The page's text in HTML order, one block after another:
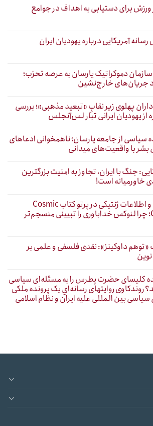
ورزش برای دستیابی به اهداف در جوامع
آمریکایی درباره یهودیان ایران
دموکراتیک یارسان به عرصه تحزب؛
جریان‌های خارج‌نشین
پهلوی زیر نقابِ «تبعید مذهبی»؛ بررسی
از یهودیان ایرانی تبار لس‌آنجلس
سیاسی از جامعه یارسان؛ ناهمخوانی ادعاهای
بشر با واقعیت‌های میدانی
جنگ با ایران، تجاوز به امنیت بزرگترین
خاورمیانه است!
منشأ حیات و اطلاعات ژنتیکی در پرتو کتاب Cosmic
Chemistry؛ چرا لنوکس خداباوری را تبیینی منسجم‌تر
«توهم داوکینز»: نقدی فلسفی و علمی بر
کلیسای حضرت پطرس را به مسئله‌ای سیاسی
روندکاوی روایتهای رسانه‌ایِ یک پرونده ملکی
سیاسی بین المللی علیه ایران و نظام اسلامی